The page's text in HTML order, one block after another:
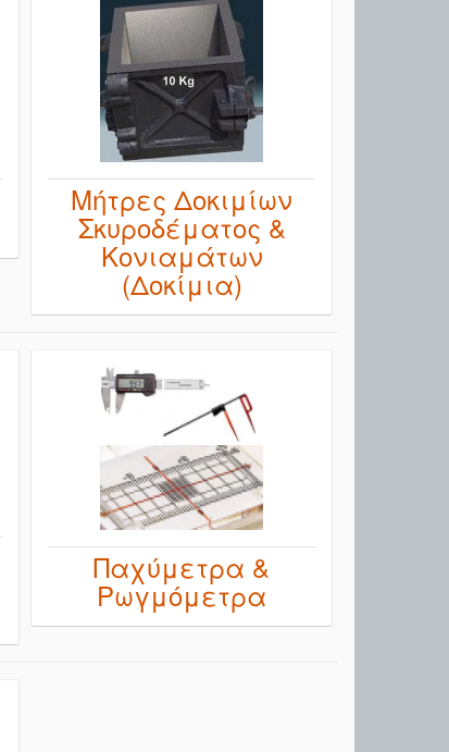
Μήτρες Δοκιμίων
Σκυροδέματος &
Κονιαμάτων
(Δοκίμια)
Παχύμετρα &
Ρωγμόμετρα